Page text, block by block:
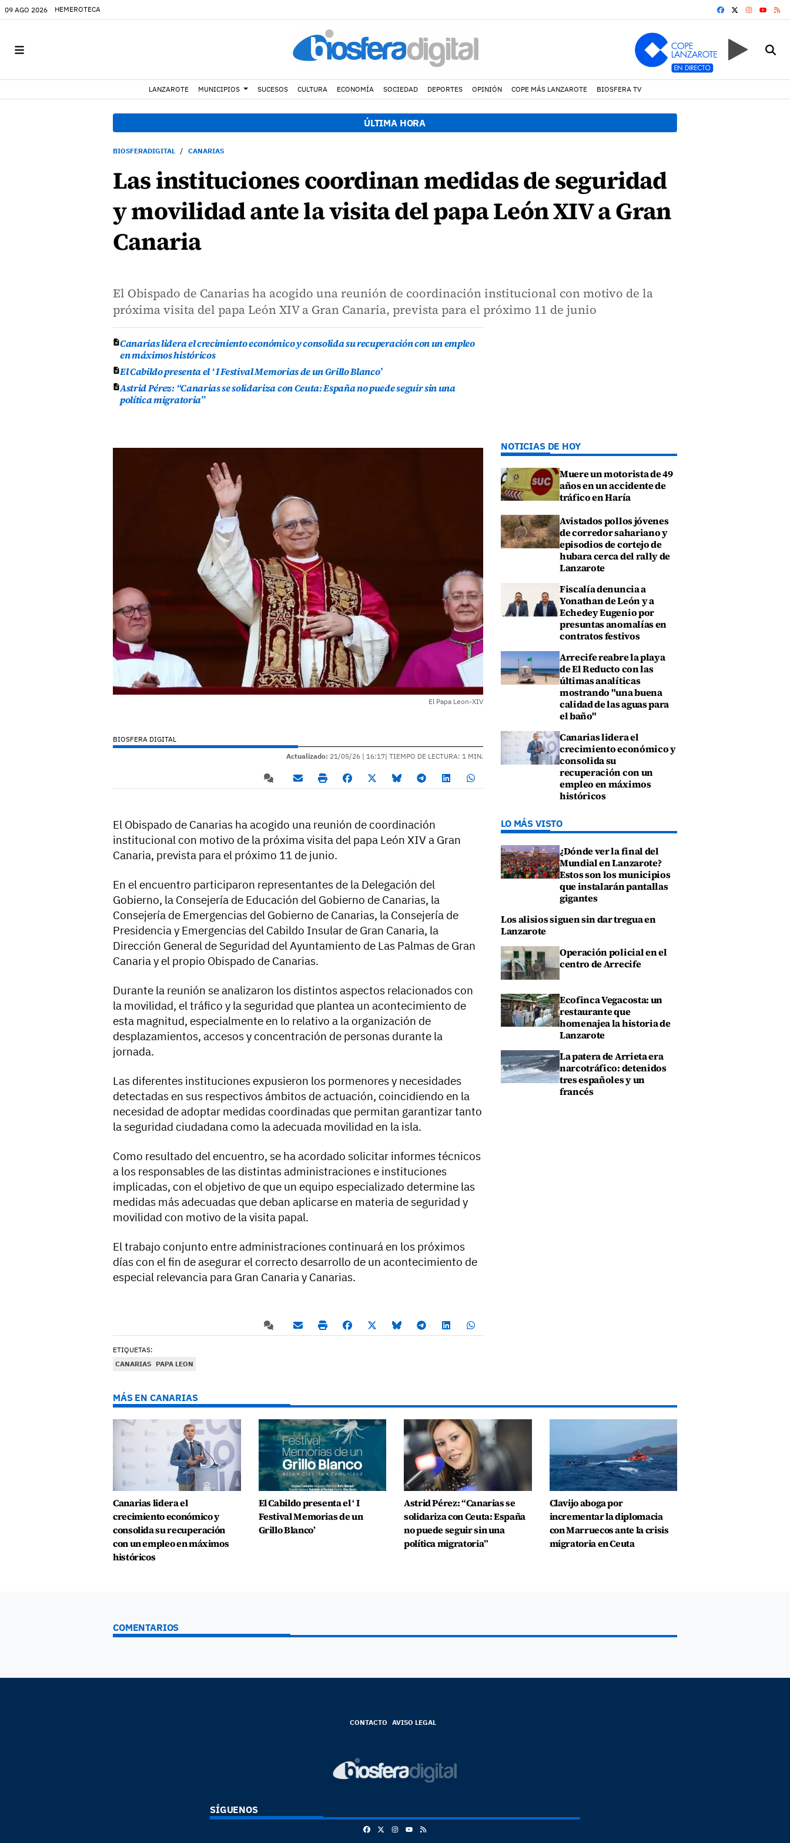
09 AGO 2026 HEMEROTECA FACEBOOK
YOUTUBE
LANZAROTE MUNICIPIOS SUCESOS CULTURA ECONOMÍA SOCIEDAD DEPORTES OPINIÓN COPE MÁS LANZAROTE BIOSFERA TV
ÚLTIMA HORA
BIOSFERADIGITAL CANARIAS
Las instituciones coordinan medidas de seguridad
y movilidad ante la visita del papa León XIV a Gran
Canaria
El Obispado de Canarias ha acogido una reunión de coordinación institucional con motivo de la
próxima visita del papa León XIV a Gran Canaria, prevista para el próximo 11 de junio
Canarias lidera el crecimiento económico y consolida su recuperación con un empleo
en máximos históricos
El Cabildo presenta el ‘ I Festival Memorias de un Grillo Blanco’
Astrid Pérez: “Canarias se solidariza con Ceuta: España no puede seguir sin una
política migratoria”
El Papa Leon-XIV
BIOSFERA DIGITAL
Actualizado: 21/05/26 | 16:17| TIEMPO DE LECTURA: 1 MIN.
El Obispado de Canarias ha acogido una reunión de coordinación
institucional con motivo de la próxima visita del papa León XIV a Gran
Canaria, prevista para el próximo 11 de junio.
En el encuentro participaron representantes de la Delegación del
Gobierno, la Consejería de Educación del Gobierno de Canarias, la
Consejería de Emergencias del Gobierno de Canarias, la Consejería de
Presidencia y Emergencias del Cabildo Insular de Gran Canaria, la
Dirección General de Seguridad del Ayuntamiento de Las Palmas de Gran
Canaria y el propio Obispado de Canarias.
Durante la reunión se analizaron los distintos aspectos relacionados con
la movilidad, el tráfico y la seguridad que plantea un acontecimiento de
esta magnitud, especialmente en lo relativo a la organización de
desplazamientos, accesos y concentración de personas durante la
jornada.
Las diferentes instituciones expusieron los pormenores y necesidades
detectadas en sus respectivos ámbitos de actuación, coincidiendo en la
necesidad de adoptar medidas coordinadas que permitan garantizar tanto
la seguridad ciudadana como la adecuada movilidad en la isla.
Como resultado del encuentro, se ha acordado solicitar informes técnicos
a los responsables de las distintas administraciones e instituciones
implicadas, con el objetivo de que un equipo especializado determine las
medidas más adecuadas que deban aplicarse en materia de seguridad y
movilidad con motivo de la visita papal.
El trabajo conjunto entre administraciones continuará en los próximos
días con el fin de asegurar el correcto desarrollo de un acontecimiento de
especial relevancia para Gran Canaria y Canarias.
ETIQUETAS:
CANARIAS PAPA LEON
NOTICIAS DE HOY
Muere un motorista de 49
años en un accidente de
tráfico en Haría
Avistados pollos jóvenes
de corredor sahariano y
episodios de cortejo de
hubara cerca del rally de
Lanzarote
Fiscalía denuncia a
Yonathan de León y a
Echedey Eugenio por
presuntas anomalías en
contratos festivos
Arrecife reabre la playa
de El Reducto con las
últimas analíticas
mostrando "una buena
calidad de las aguas para
el baño"
Canarias lidera el
crecimiento económico y
consolida su
recuperación con un
empleo en máximos
históricos
LO MÁS VISTO
¿Dónde ver la final del
Mundial en Lanzarote?
Estos son los municipios
que instalarán pantallas
gigantes
Los alisios siguen sin dar tregua en
Lanzarote
Operación policial en el
centro de Arrecife
Ecofinca Vegacosta: un
restaurante que
homenajea la historia de
Lanzarote
La patera de Arrieta era
narcotráfico: detenidos
tres españoles y un
francés
MÁS EN CANARIAS
Canarias lidera el
crecimiento económico y
consolida su recuperación
con un empleo en máximos
históricos
El Cabildo presenta el ‘ I
Festival Memorias de un
Grillo Blanco’
Astrid Pérez: “Canarias se
solidariza con Ceuta: España
no puede seguir sin una
política migratoria”
Clavijo aboga por
incrementar la diplomacia
con Marruecos ante la crisis
migratoria en Ceuta
COMENTARIOS
CONTACTO AVISO LEGAL
SÍGUENOS
FacebookInstagram